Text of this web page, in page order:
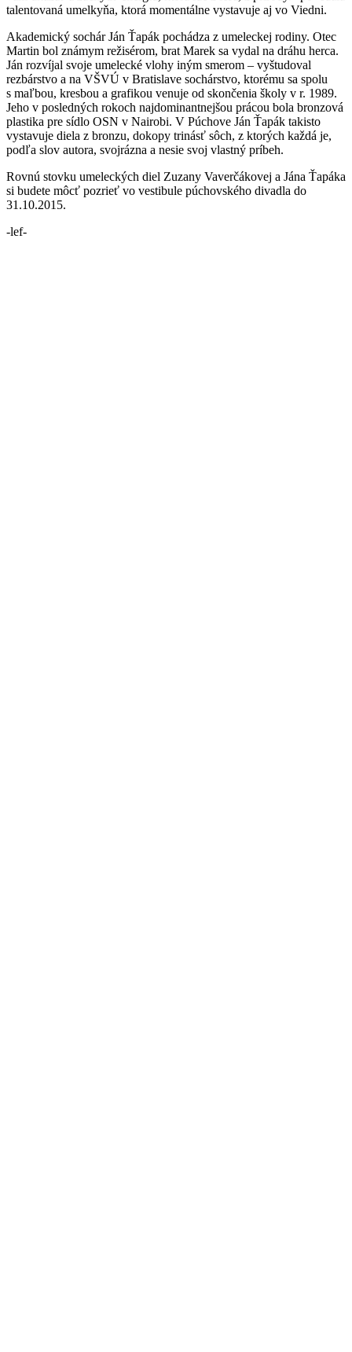
talentovaná umelkyňa, ktorá momentálne vystavuje aj vo Viedni.
Akademický sochár Ján Ťapák pochádza z umeleckej rodiny. Otec
Martin bol známym režisérom, brat Marek sa vydal na dráhu herca.
Ján rozvíjal svoje umelecké vlohy iným smerom – vyštudoval
rezbárstvo a na VŠVÚ v Bratislave sochárstvo, ktorému sa spolu
s maľbou, kresbou a grafikou venuje od skončenia školy v r. 1989.
Jeho v posledných rokoch najdominantnejšou prácou bola bronzová
plastika pre sídlo OSN v Nairobi. V Púchove Ján Ťapák takisto
vystavuje diela z bronzu, dokopy trinásť sôch, z ktorých každá je,
podľa slov autora, svojrázna a nesie svoj vlastný príbeh.
Rovnú stovku umeleckých diel Zuzany Vaverčákovej a Jána Ťapáka
si budete môcť pozrieť vo vestibule púchovského divadla do
31.10.2015.
-lef-